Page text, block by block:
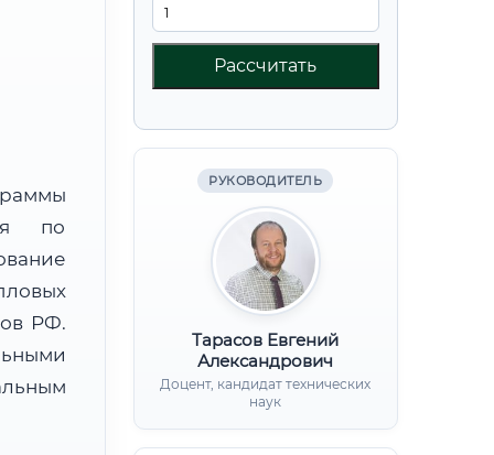
Рассчитать
РУКОВОДИТЕЛЬ
Тарасов Евгений
Александрович
Доцент, кандидат технических
наук
по
РФ.